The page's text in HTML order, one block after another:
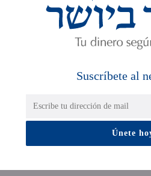
Suscríbete al